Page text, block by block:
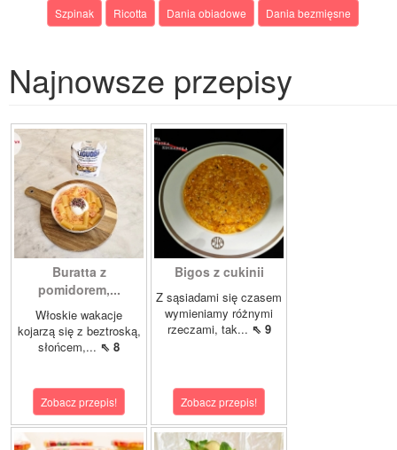
Szpinak Ricotta Dania obiadowe Dania bezmięsne
Najnowsze przepisy
Buratta z
pomidorem,...
Włoskie wakacje
kojarzą się z beztroską,
słońcem,... ⇖ 8
Zobacz przepis!
Bigos z cukinii
Z sąsiadami się czasem
wymieniamy różnymi
rzeczami, tak... ⇖ 9
Zobacz przepis!